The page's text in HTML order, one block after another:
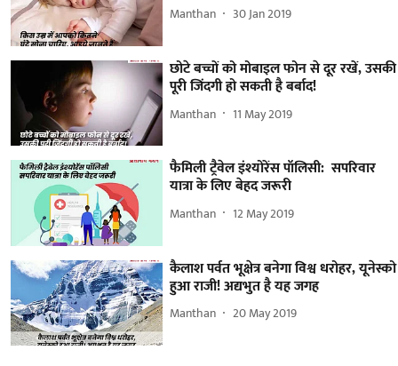
Manthan 30 Jan 2019
छोटे बच्चों को मोबाइल फोन से दूर रखें, उसकी
पूरी जिंदगी हो सकती है बर्बाद!
Manthan 11 May 2019
फैमिली ट्रैवेल इंश्योरेंस पॉलिसी: सपरिवार
यात्रा के लिए बेहद जरूरी
Manthan 12 May 2019
कैलाश पर्वत भूक्षेत्र बनेगा विश्व धरोहर, यूनेस्को
हुआ राजी! अद्यभुत है यह जगह
Manthan 20 May 2019